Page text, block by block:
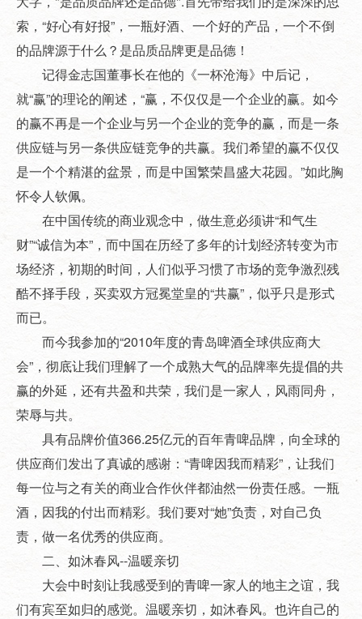
索，“好心有好报”，一瓶好酒、一个好的产品，一个不倒
的品牌源于什么？是品质品牌更是品德！
记得金志国董事长在他的《一杯沧海》中后记，
就“赢”的理论的阐述，“赢，不仅仅是一个企业的赢。如今
的赢不再是一个企业与另一个企业的竞争的赢，而是一条
供应链与另一条供应链竞争的共赢。我们希望的赢不仅仅
是一个个精湛的盆景，而是中国繁荣昌盛大花园。”如此胸
怀令人钦佩。
在中国传统的商业观念中，做生意必须讲“和气生
财”“诚信为本”，而中国在历经了多年的计划经济转变为市
场经济，初期的时间，人们似乎习惯了市场的竞争激烈残
酷不择手段，买卖双方冠冕堂皇的“共赢”，似乎只是形式
而已。
而今我参加的“2010年度的青岛啤酒全球供应商大
会”，彻底让我们理解了一个成熟大气的品牌率先提倡的共
赢的外延，还有共盈和共荣，我们是一家人，风雨同舟，
荣辱与共。
具有品牌价值366.25亿元的百年青啤品牌，向全球的
供应商们发出了真诚的感谢：“青啤因我而精彩”，让我们
每一位与之有关的商业合作伙伴都油然一份责任感。一瓶
酒，因我的付出而精彩。我们要对“她”负责，对自己负
责，做一名优秀的供应商。
二、如沐春风--温暖亲切
大会中时刻让我感受到的青啤一家人的地主之谊，我
们有宾至如归的感觉。温暖亲切，如沐春风。也许自己的